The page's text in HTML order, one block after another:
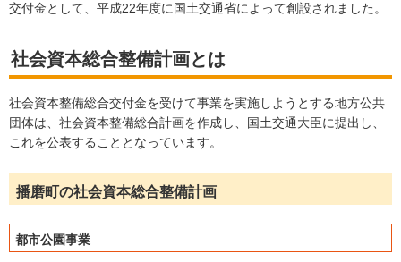
交付金として、平成22年度に国土交通省によって創設されました。
社会資本総合整備計画とは
社会資本整備総合交付金を受けて事業を実施しようとする地方公共
団体は、社会資本整備総合計画を作成し、国土交通大臣に提出し、
これを公表することとなっています。
播磨町の社会資本総合整備計画
都市公園事業